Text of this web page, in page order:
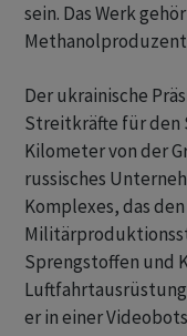
sein. Das Werk
Der ukrainische
Streitkräfte für den
Kilometer von der
russisches
Komplexes, das
Sprengstoffen und
er in einer